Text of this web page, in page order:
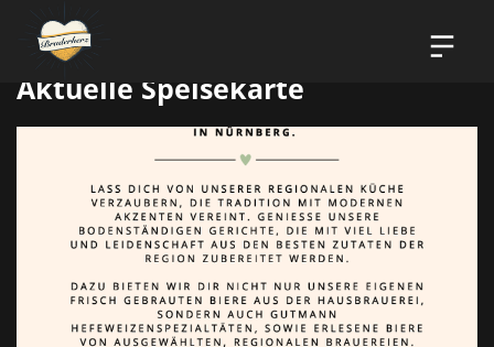
Aktuelle Speisekarte